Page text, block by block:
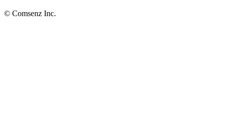
© Comsenz Inc.